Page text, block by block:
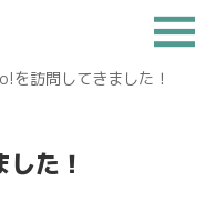
訪問してきました！
た！